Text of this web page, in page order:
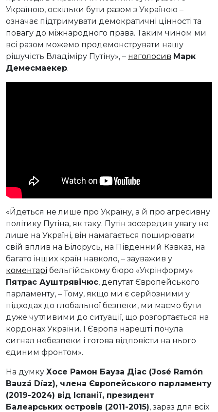
Україною, оскільки бути разом з Україною –
означає підтримувати демократичні цінності та
повагу до міжнародного права. Таким чином ми
всі разом можемо продемонструвати нашу
рішучість Владіміру Путіну», – наголосив Марк
Демесмаекер.
«Йдеться не лише про Україну, а й про агресивну
політику Путіна, як таку. Путін зосередив увагу не
лише на Україні, він намагається поширювати
свій вплив на Білорусь, на Південний Кавказ, на
багато інших країн навколо, – зауважив у
коментарі бельгійському бюро «Укрінформу»
Пятрас Ауштрявічюс, депутат Європейського
парламенту, – Тому, якщо ми є серйозними у
підходах до глобальної безпеки, ми маємо бути
дуже чутливими до ситуації, що розгортається на
кордонах України. І Європа нарешті почула
сигнал небезпеки і готова відповісти на нього
єдиним фронтом».
На думку Хосе Рамон Бауза Діас (José Ramón
Bauzá Díaz), члена Європейського парламенту
(2019-2024) від Іспанії, президент
Балеарських островів (2011-2015), зараз для всіх